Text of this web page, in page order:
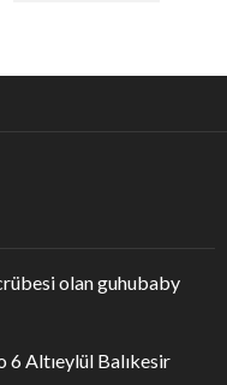
olan guhubaby
6 Altıeylül Balıkesir